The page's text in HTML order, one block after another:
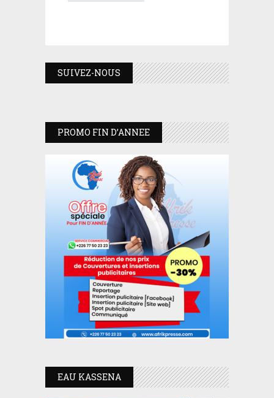
SUIVEZ-NOUS
PROMO FIN D’ANNEE
EAU KASSENA